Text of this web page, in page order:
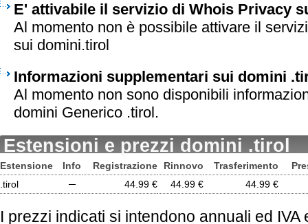
E' attivabile il servizio di Whois Privacy
Al momento non è possibile attivare il
sui domini.tirol
Informazioni supplementari sui domini
Al momento non sono disponibili
domini Generico .tirol.
Estensioni e prezzi domini .tirol
Estensione Info Registrazione Rinnovo Trasferimento
.tirol
─ 44.99 € 44.99 € 44.99 €
I prezzi indicati si intendono annuali ed IVA